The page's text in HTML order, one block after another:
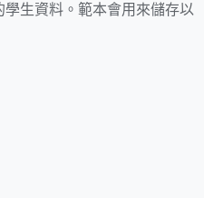
生資料。範本會用來儲存以